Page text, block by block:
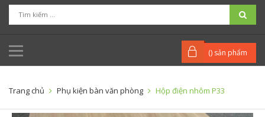
() sản phẩm
Trang chủ Phụ kiện bàn văn phòng Hộp điện nhôm P33